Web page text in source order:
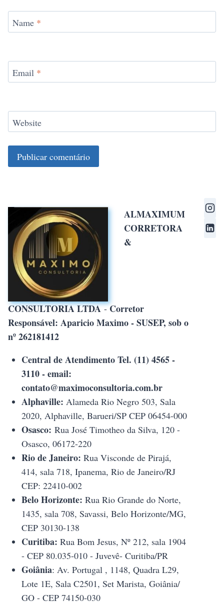
Name *
Email *
Website
ALMAXIMUM
CORRETORA
&
CONSULTORIA LTDA-Corretor
Responsável: Aparicio Maximo - SUSEP, sob o
nº 262181412
Central de Atendimento Tel. (11) 4565 -
3110 - email:
contato@maximoconsultoria.com.br
Alphaville: Alameda Rio Negro 503, Sala
2020, Alphaville, Barueri/SP CEP 06454-000
Osasco: Rua José Timotheo da Silva, 120 -
Osasco, 06172-220
Rio de Janeiro: Rua Visconde de Pirajá,
414, sala 718, Ipanema, Rio de Janeiro/RJ
CEP: 22410-002
Belo Horizonte: Rua Rio Grande do Norte,
1435, sala 708, Savassi, Belo Horizonte/MG,
CEP 30130-138
Curitiba: Rua Bom Jesus, Nº 212, sala 1904
- CEP 80.035-010 - Juvevê- Curitiba/PR
Goiânia: Av. Portugal , 1148, Quadra L29,
Lote 1E, Sala C2501, Set Marista, Goiânia/
GO - CEP 74150-030